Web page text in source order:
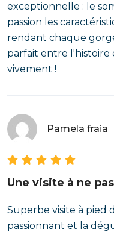
exceptionnelle : le
passion les
rendant chaque
parfait entre l'histoire
vivement !
Pamela fraia
Une visite à ne
Superbe visite à pied
passionnant et la